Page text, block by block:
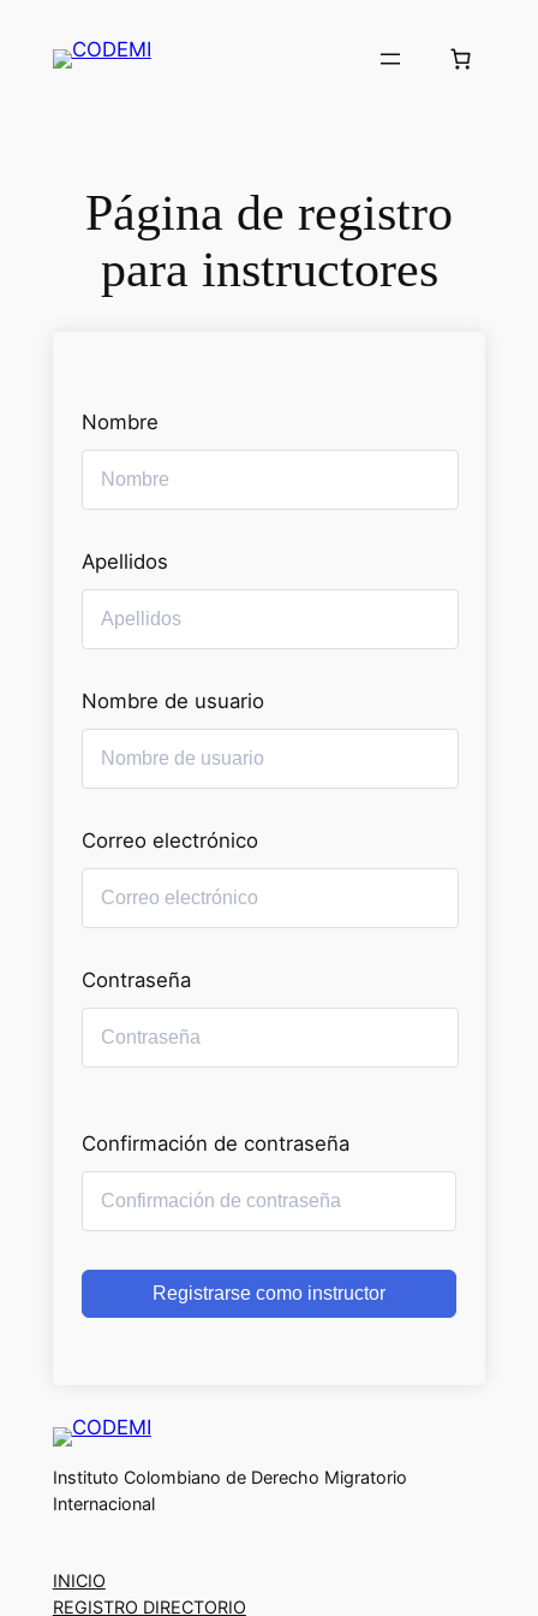
Página de registro
para instructores
Nombre
Apellidos
Nombre de usuario
Correo electrónico
Contraseña
Confirmación de contraseña
Registrarse como instructor
Instituto Colombiano de Derecho Migratorio
Internacional
INICIO
REGISTRO DIRECTORIO